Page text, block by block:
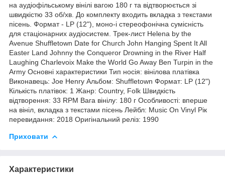
на аудіофільському вінілі вагою 180 г та відтворюється зі
швидкістю 33 об/хв. До комплекту входить вкладка з текстами
пісень. Формат - LP (12"), моно-і стереофонічна сумісність
для стаціонарних аудіосистем. Трек-лист Helena by the
Avenue Shuffletown Date for Church John Hanging Spent It All
Easter Land Johnny the Conqueror Drowning in the River Half
Laughing Charlevoix Make the World Go Away Ben Turpin in the
Army Основні характеристики Тип носія: вінілова платівка
Виконавець: Joe Henry Альбом: Shuffletown Формат: LP (12")
Кількість платівок: 1 Жанр: Country, Folk Швидкість
відтворення: 33 RPM Вага вінілу: 180 г Особливості: вперше
на вініл, вкладка з текстами пісень Лейбл: Music On Vinyl Рік
перевидання: 2018 Оригінальний реліз: 1990
Приховати
Характеристики